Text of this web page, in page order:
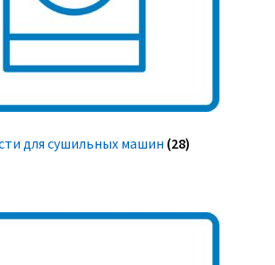
для сушильных машин (28)